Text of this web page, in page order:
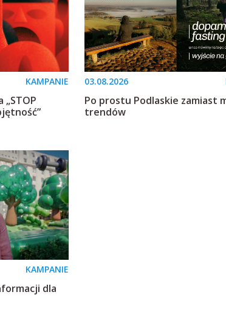
KAMPANIE
„STOP
03.08.2026
Po prostu Podlaskie zamiast
trendów
KAMPANIE
dla